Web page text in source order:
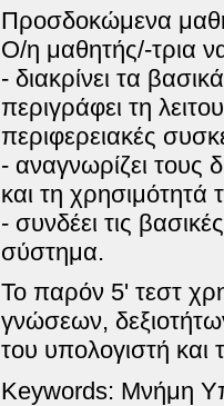
Προσδοκώμενα
Ο/η μαθητής/-τρια
- διακρίνει τα
περιγράφει τη
περιφερειακές
- αναγνωρίζει τους
και τη χρησιμότητά
- συνδέει τις
σύστημα.
Το παρόν 5' τεστ
γνώσεων,
του υπολογιστή
Keywords: Μνήμη